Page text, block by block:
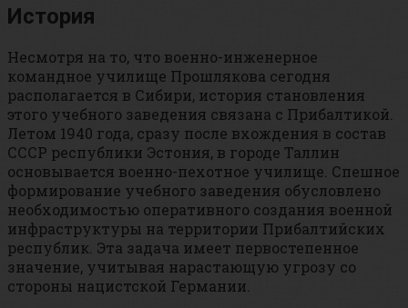
История
Несмотря на то, что военно-инженерное
командное училище Прошлякова сегодня
располагается в Сибири, история становления
этого учебного заведения связана с Прибалтикой.
Летом 1940 года, сразу после вхождения в состав
СССР республики Эстония, в городе Таллин
основывается военно-пехотное училище. Спешное
формирование учебного заведения обусловлено
необходимостью оперативного создания военной
инфраструктуры на территории Прибалтийских
республик. Эта задача имеет первостепенное
значение, учитывая нарастающую угрозу со
стороны нацистской Германии.